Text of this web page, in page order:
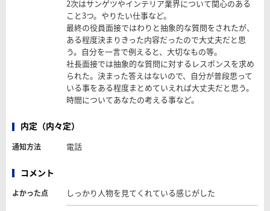
2次はサンゲツやインテリア業界について関心のある
こと3つ。やりたい仕事など。
最終の役員面接ではわりと抽象的な質問をされたが、
ある程度決まりきった内容だったので大丈夫だと思
う。自分を一言で例えると、大切なもの等。
社長面接では抽象的な質問に対するレスポンスを求め
られた。決まった答えはないので、自分が普段思って
いる事をある程度まとめていえれば大丈夫だと思う。
時間についてあなたの考える事など。
内定（内々定）
通知方法 電話
コメント
よかった点 しっかり人物を見てくれている感じがした